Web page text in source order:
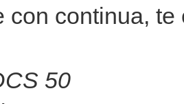
con continua,
50